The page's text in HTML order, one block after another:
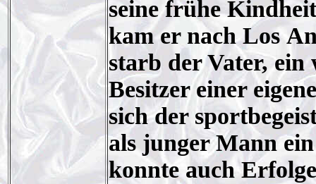
seine frühe
kam er nach Los
starb der Vater, ein
Besitzer einer
sich der
als junger Mann
konnte auch